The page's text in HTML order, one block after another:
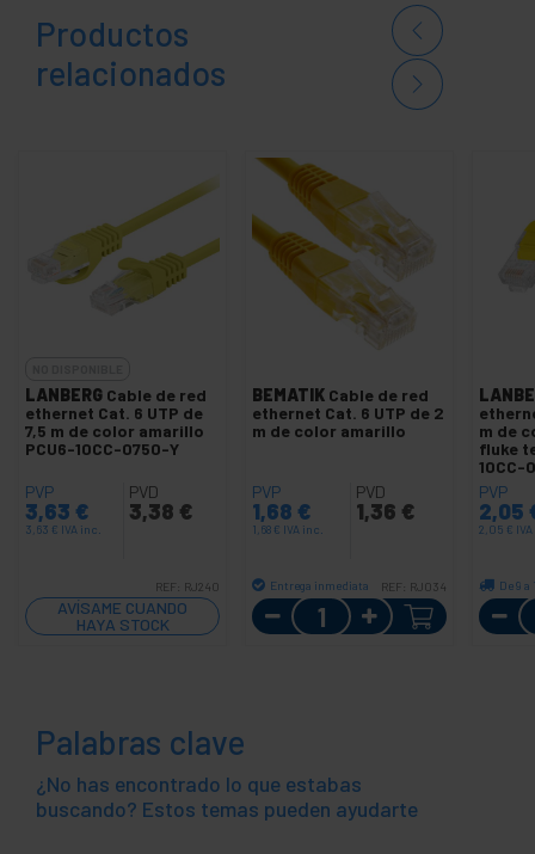
Productos
relacionados
LANBERG Cable de red
ethernet Cat. 6 UTP de
7,5 m de color amarillo
PCU6-10CC-0750-Y
PVP
3,63 €
3,63 € IVA inc.
PVD
3,38 €
REF: RJ240
AVÍSAME CUANDO
HAYA STOCK
BEMATIK Cable de red
ethernet Cat. 6 UTP de 2
m de color amarillo
PVP
1,68 €
1,68 € IVA inc.
PVD
1,36 €
Entrega inmediata REF: RJ034
Cantidad
m de
fluke
10CC-
PVP
2,05
2,05 €
De 9
Palabras clave
¿No has encontrado lo que estabas
buscando? Estos temas pueden ayudarte